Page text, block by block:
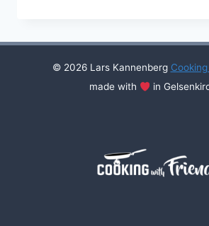
© 2026 Lars Kannenberg
made with
in